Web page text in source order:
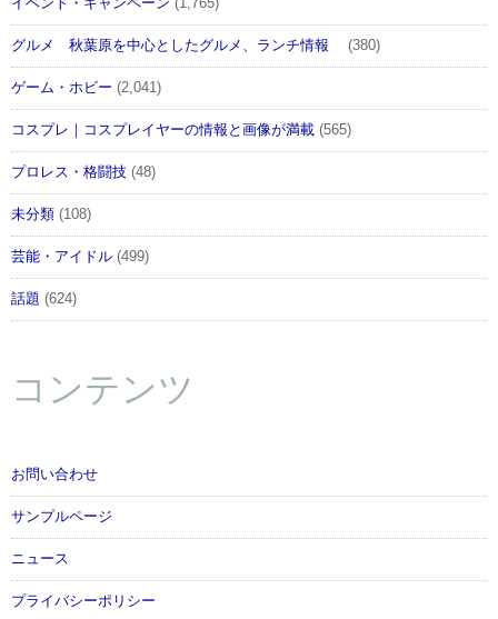
イベント・キャンペーン (1,765)
グルメ 秋葉原を中心としたグルメ、ランチ情報 (380)
ゲーム・ホビー (2,041)
コスプレ｜コスプレイヤーの情報と画像が満載 (565)
プロレス・格闘技 (48)
未分類 (108)
芸能・アイドル (499)
話題 (624)
コンテンツ
お問い合わせ
サンプルページ
ニュース
プライバシーポリシー